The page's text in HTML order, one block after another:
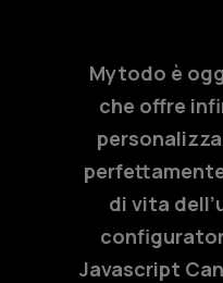
Mytodo è
che offre
di vita
Javascript